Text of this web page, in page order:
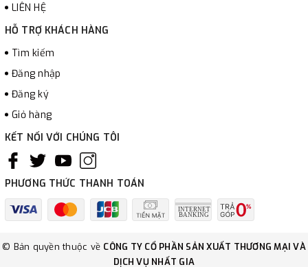
LIÊN HỆ
HỖ TRỢ KHÁCH HÀNG
Tìm kiếm
Đăng nhập
Đăng ký
Giỏ hàng
KẾT NỐI VỚI CHÚNG TÔI
PHƯƠNG THỨC THANH TOÁN
© Bản quyền thuộc về CÔNG TY CỔ PHẦN SẢN XUẤT THƯƠNG MẠI VÀ
DỊCH VỤ NHẤT GIA